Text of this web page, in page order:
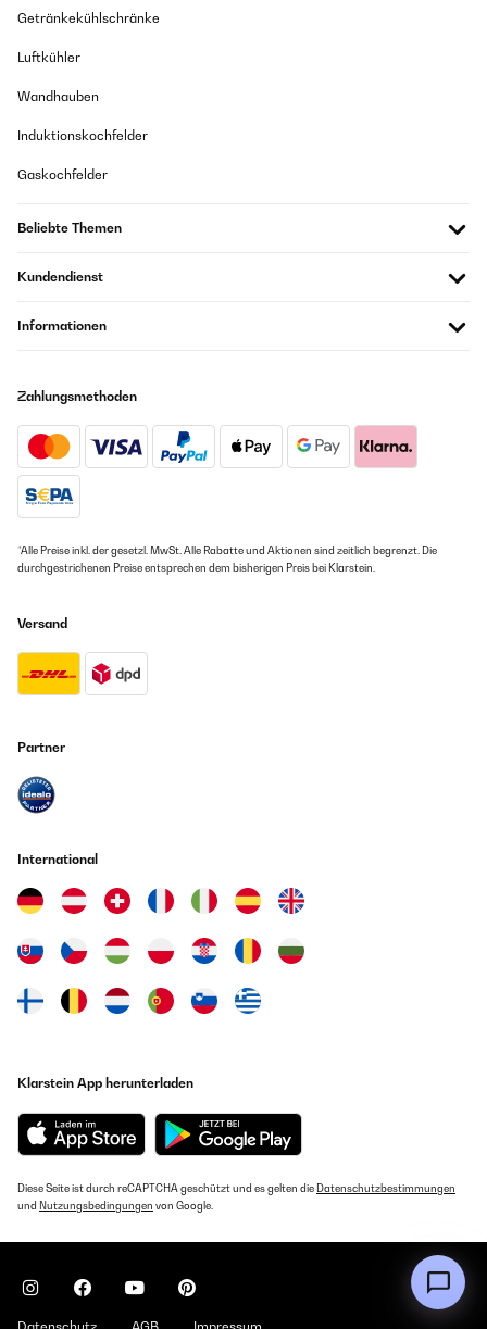
Getränkekühlschränke
Luftkühler
Wandhauben
Induktionskochfelder
Gaskochfelder
Beliebte Themen
Kundendienst
Informationen
Zahlungsmethoden
*Alle Preise inkl. der gesetzl. MwSt. Alle Rabatte und Aktionen sind zeitlich begrenzt. Die
durchgestrichenen Preise entsprechen dem bisherigen Preis bei Klarstein.
Versand
Partner
International
Klarstein App herunterladen
Diese Seite ist durch reCAPTCHA geschützt und es gelten die Datenschutzbestimmungen
und Nutzungsbedingungen von Google.